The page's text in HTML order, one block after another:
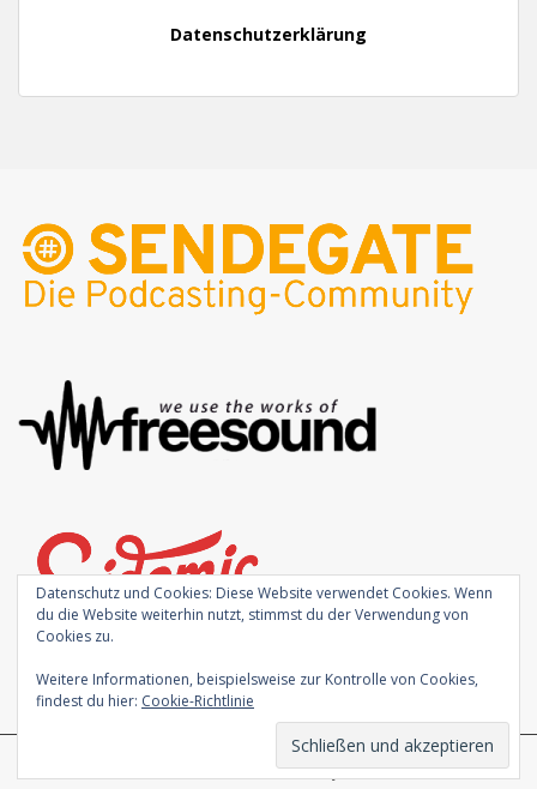
Datenschutzerklärung
Powered byWordPress
Datenschutz und Cookies: Diese Website verwendet Cookies. Wenn
du die Website weiterhin nutzt, stimmst du der Verwendung von
Cookies zu.
Weitere Informationen, beispielsweise zur Kontrolle von Cookies,
findest du hier: Cookie-Richtlinie